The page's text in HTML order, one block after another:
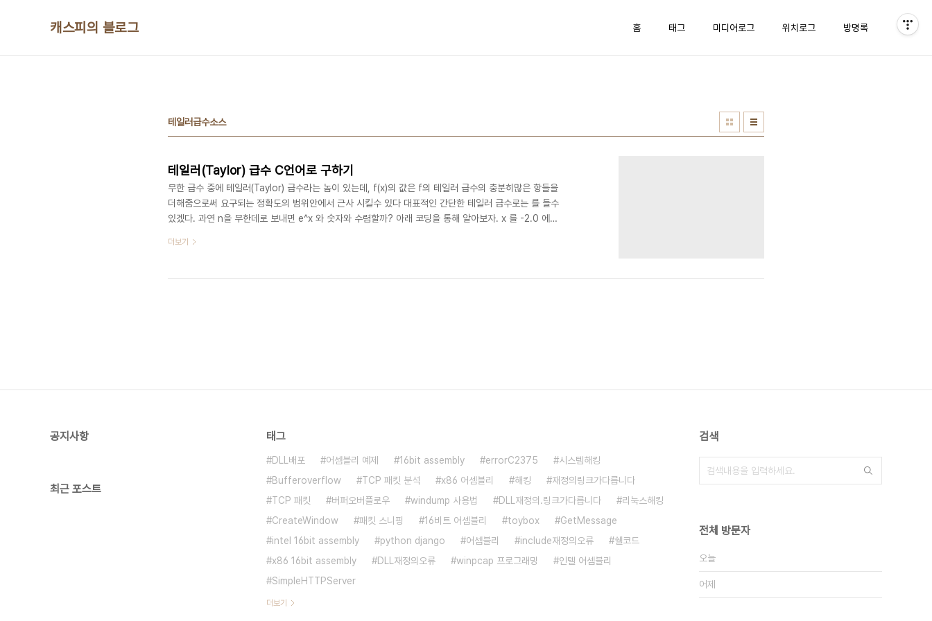
캐스피의 블로그 홈 태그 미디어로그 위치로그 방명록
테일러급수소스
테일러(Taylor) 급수 C언어로 구하기
무한 급수 중에 테일러(Taylor) 급수라는 놈이 있는데, f(x)의 값은 f의 테일러 급수의 충분히많은 항들을
더해줌으로써 요구되는 정확도의 범위안에서 근사 시킬수 있다 대표적인 간단한 테일러 급수로는 를 들수
있겠다. 과연 n을 무한데로 보내면 e^x 와 숫자와 수렴할까? 아래 코딩을 통해 알아보자. x 를 -2.0 에서
#include #include // programmed by kaspyx#define e 2.71828 //e는 근사치로 상수로 정의
( pdg..
더보기
공지사항
최근 포스트
태그
DLL배포 어셈블리 예제 16bit assembly errorC2375
시스템해킹
Bufferoverflow
TCP 패킷 분석 x86 어셈블리 해킹
재정의링크가다릅니다
TCP 패킷
버퍼오버플로우 windump 사용법 DLL재정의.링크가다릅니다
리눅스해킹
CreateWindow
패킷 스니핑 16비트 어셈블리 toybox
GetMessage
intel 16bit assembly
python django 어셈블리 include재정의오류
쉘코드
x86 16bit assembly
DLL재정의오류 winpcap 프로그래밍
인텔 어셈블리
SimpleHTTPServer
더보기
검색
전체 방문자
오늘
어제